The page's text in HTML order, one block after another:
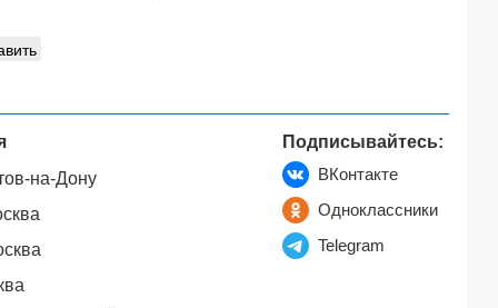
на-Дону
Подписывайтесь:
ВКонтакте
Одноклассники
Telegram